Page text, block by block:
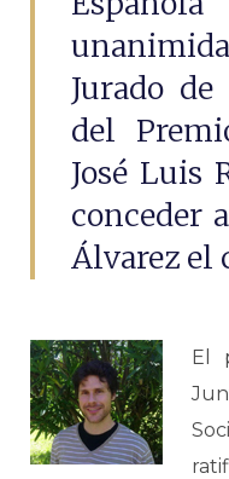
Jurado
del
José Luis
conceder
Álvarez el
El